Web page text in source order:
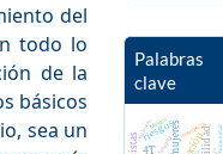
del
todo lo
de la
básicos
sea un
Palabras
clave
mujeres
riesgos
4T
conciencia
lactancia
violenciaMéxico
comunidad